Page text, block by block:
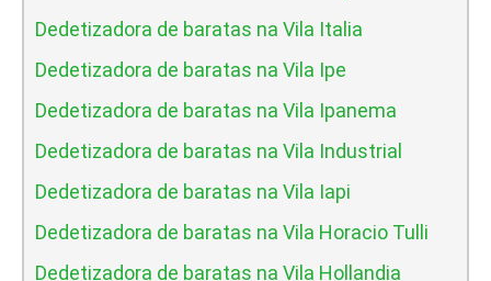
Dedetizadora de baratas na Vila Italia
Dedetizadora de baratas na Vila Ipe
Dedetizadora de baratas na Vila Ipanema
Dedetizadora de baratas na Vila Industrial
Dedetizadora de baratas na Vila Iapi
Dedetizadora de baratas na Vila Horacio Tulli
Dedetizadora de baratas na Vila Hollandia